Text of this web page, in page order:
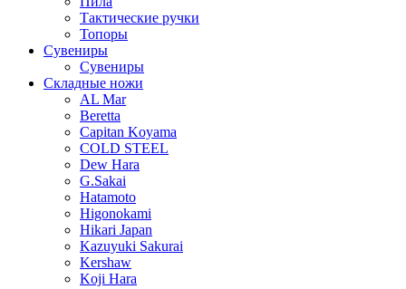
Тактические ручки
Топоры
Сувениры
Сувениры
Складные ножи
AL Mar
Beretta
Capitan Koyama
COLD STEEL
Dew Hara
G.Sakai
Hatamoto
Higonokami
Hikari Japan
Kazuyuki Sakurai
Kershaw
Koji Hara